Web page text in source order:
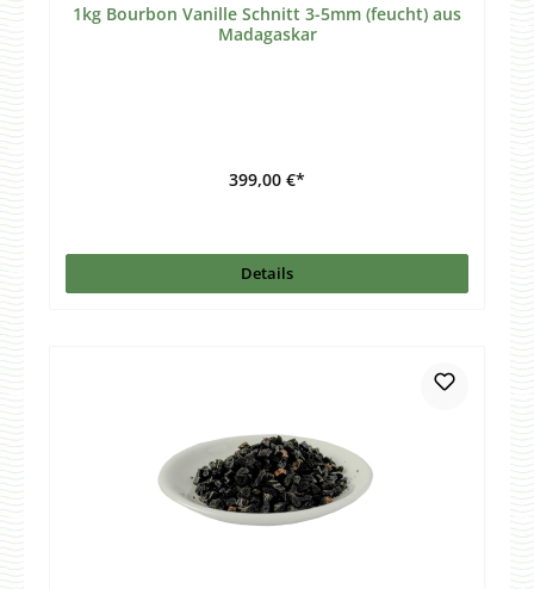
1kg Bourbon Vanille Schnitt 3-5mm (feucht) aus
Madagaskar
399,00 €*
Details